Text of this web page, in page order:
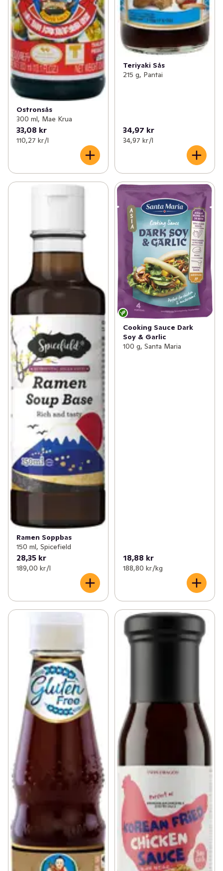
Ostronsås
300 ml, Mae Krua
33,08 kr
110,27 kr /l
Teriyaki Sås
215 g, Pantai
34,97 kr
34,97 kr /l
Ramen Soppbas
150 ml, Spicefield
28,35 kr
189,00 kr /l
Cooking Sauce Dark
Soy & Garlic
100 g, Santa Maria
18,88 kr
188,80 kr /kg